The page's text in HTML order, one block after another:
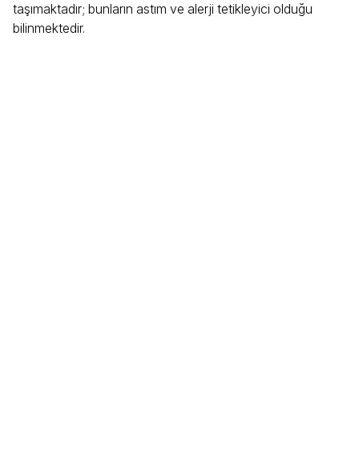
taşımaktadır; bunların astım ve alerji tetikleyici olduğu
bilinmektedir.